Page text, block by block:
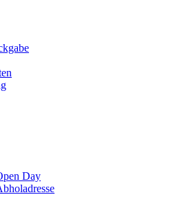
Day